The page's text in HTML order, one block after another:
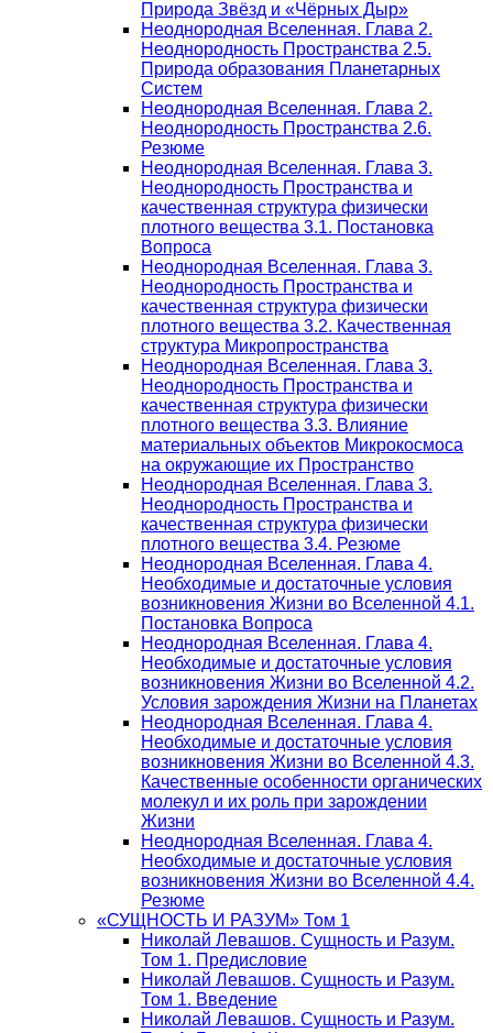
Природа Звёзд и «Чёрных Дыр»
Неоднородная Вселенная. Глава 2.
Неоднородность Пространства 2.5.
Природа образования Планетарных
Систем
Неоднородная Вселенная. Глава 2.
Неоднородность Пространства 2.6.
Резюме
Неоднородная Вселенная. Глава 3.
Неоднородность Пространства и
качественная структура физически
плотного вещества 3.1. Постановка
Вопроса
Неоднородная Вселенная. Глава 3.
Неоднородность Пространства и
качественная структура физически
плотного вещества 3.2. Качественная
структура Микропространства
Неоднородная Вселенная. Глава 3.
Неоднородность Пространства и
качественная структура физически
плотного вещества 3.3. Влияние
материальных объектов Микрокосмоса
на окружающие их Пространство
Неоднородная Вселенная. Глава 3.
Неоднородность Пространства и
качественная структура физически
плотного вещества 3.4. Резюме
Неоднородная Вселенная. Глава 4.
Необходимые и достаточные условия
возникновения Жизни во Вселенной 4.1.
Постановка Вопроса
Неоднородная Вселенная. Глава 4.
Необходимые и достаточные условия
возникновения Жизни во Вселенной 4.2.
Условия зарождения Жизни на Планетах
Неоднородная Вселенная. Глава 4.
Необходимые и достаточные условия
возникновения Жизни во Вселенной 4.3.
Качественные особенности органических
молекул и их роль при зарождении
Жизни
Неоднородная Вселенная. Глава 4.
Необходимые и достаточные условия
возникновения Жизни во Вселенной 4.4.
Резюме
«СУЩНОСТЬ И РАЗУМ» Том 1
Николай Левашов. Сущность и Разум.
Том 1. Предисловие
Николай Левашов. Сущность и Разум.
Том 1. Введение
Николай Левашов. Сущность и Разум.